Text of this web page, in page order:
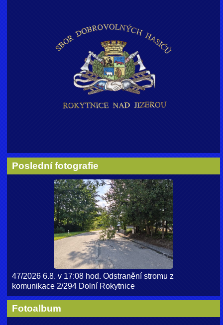
Poslední fotografie
47/2026 6.8. v 17:08 hod. Odstranění stromu z
komunikace 2/294 Dolní Rokytnice
Fotoalbum